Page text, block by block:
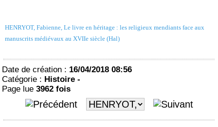
HENRYOT, Fabienne, Le livre en héritage : les religieux mendiants face aux
manuscrits médiévaux au XVIIe siècle (Hal)
Date de création : 16/04/2018 08:56
Catégorie : Histoire -
Page lue 3962 fois